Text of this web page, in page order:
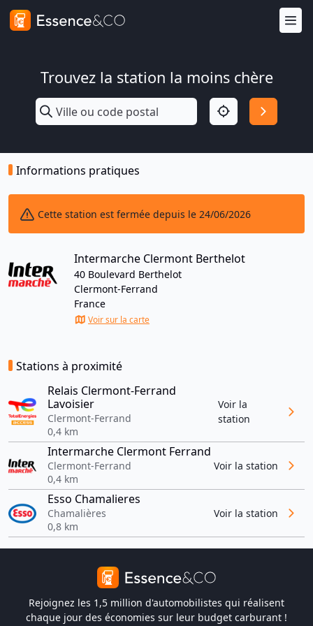
Trouvez la station la moins chère
Informations pratiques
Cette station est fermée depuis le 24/06/2026
Intermarche Clermont Berthelot
40 Boulevard Berthelot
Clermont-Ferrand
France
Voir sur la carte
Stations à proximité
Relais Clermont-Ferrand
Lavoisier
Clermont-Ferrand
0,4 km
Voir la
station
Intermarche Clermont Ferrand
Clermont-Ferrand
0,4 km
Voir la station
Esso Chamalieres
Chamalières
0,8 km
Voir la station
Rejoignez les 1,5 million d'automobilistes qui réalisent
chaque jour des économies sur leur budget carburant !